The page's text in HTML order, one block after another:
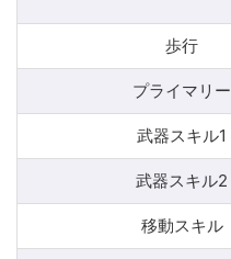
歩行
プライマリー
武器スキル1
武器スキル2
移動スキル